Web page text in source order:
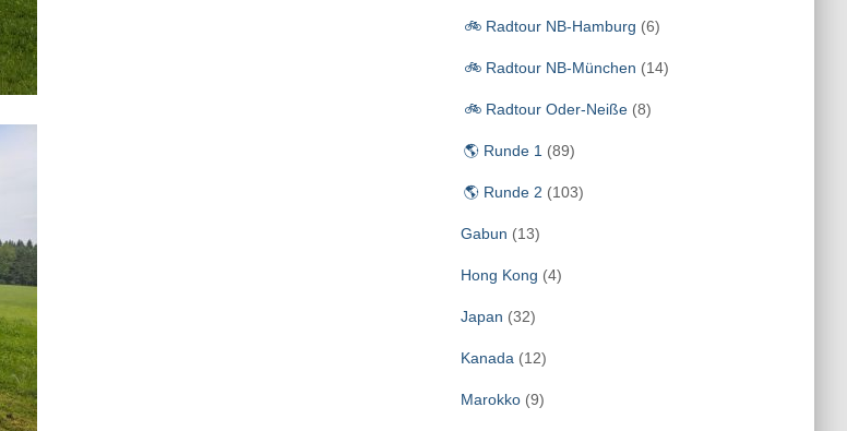
🚲 Radtour NB-Hamburg (6)
🚲 Radtour NB-München (14)
🚲 Radtour Oder-Neiße(8)
🌎 Runde 1 (89)
🌎 Runde 2 (103)
Gabun (13)
Hong Kong (4)
Japan (32)
Kanada (12)
Marokko(9)